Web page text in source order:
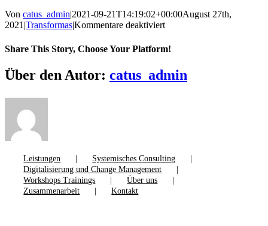
Von catus_admin|2021-09-21T14:19:02+00:00August 27th,
2021|Transformas|Kommentare deaktiviertfür
begleitet
durch
meinen
Share This Story, Choose Your Platform!
Facebook
X
Reddit
LinkedIn
WhatsApp
Tumblr
Pinterest
Vk
Xing
E-
Mail
Über den Autor: catus_admin
Leistungen
Systemisches Consulting
Digitalisierung und Change Management
Workshops Trainings
Über uns
Zusammenarbeit
Kontakt